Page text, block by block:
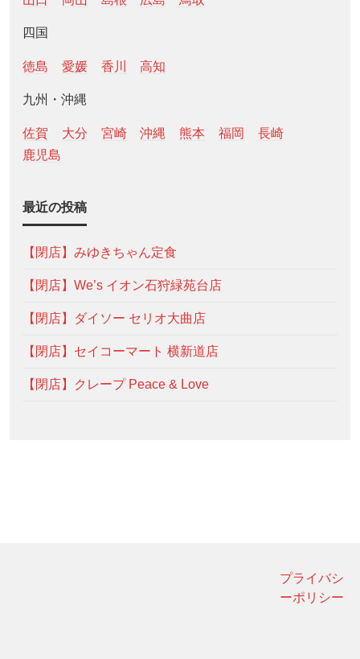
四国
徳島 愛媛 香川 高知
九州・沖縄
佐賀 大分 宮崎 沖縄 熊本 福岡
長崎
鹿児島
最近の投稿
【閉店】みゆきちゃん定食
【閉店】We’s イオン石狩緑苑台店
【閉店】ダイソー セリオ大曲店
【閉店】セイコーマート 横新道店
【閉店】クレープ Peace & Love
プライバシ
ーポリシー